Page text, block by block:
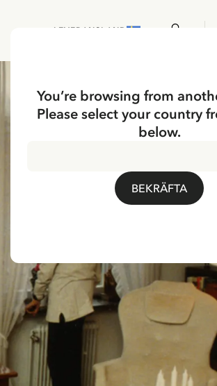
LEVERANSLAND
You’re browsing from
Please select your country
below.
BEKRÄFTA